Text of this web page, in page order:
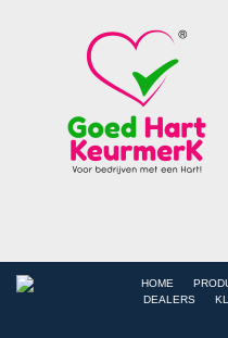
HOME
DEALERS